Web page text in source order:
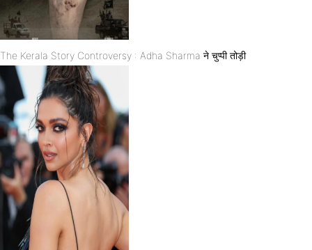
The Kerala Story Controversy : Adha Sharma ने चुप्पी तोड़ी